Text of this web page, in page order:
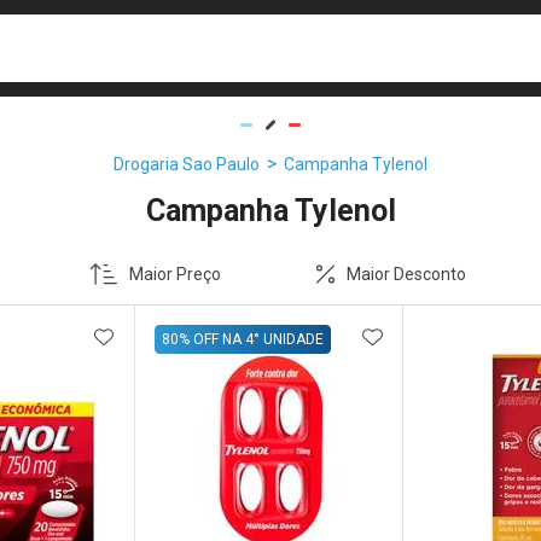
Drogaria Sao Paulo Campanha Tylenol
Campanha Tylenol
Maior Preço Maior Desconto
ADICIONAR AOS FAVORITOS
80% OFF NA 4° UNIDADE ADICIONAR AOS